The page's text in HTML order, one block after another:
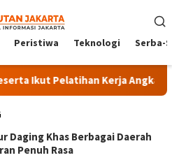
Peristiwa Teknologi Serba-
Ikut Pelatihan Kerja Angkatan 1
Daging Khas Berbagai Daerah
Penuh Rasa